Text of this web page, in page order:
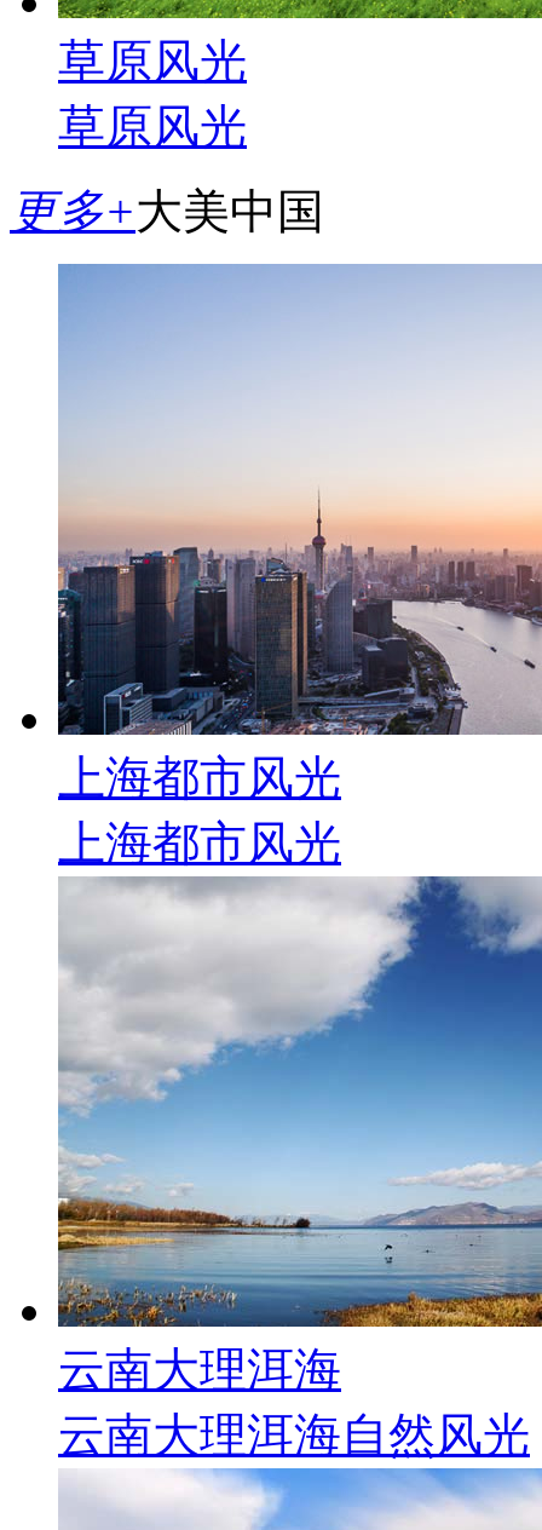
草原风光
草原风光
更多+大美中国
上海都市风光
上海都市风光
云南大理洱海
云南大理洱海自然风光